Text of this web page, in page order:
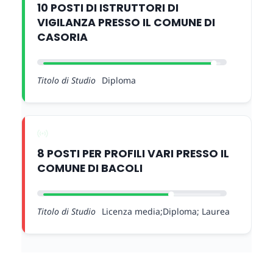
10 POSTI DI ISTRUTTORI DI
VIGILANZA PRESSO IL COMUNE DI
CASORIA
Titolo di Studio Diploma
8 POSTI PER PROFILI VARI PRESSO IL
COMUNE DI BACOLI
Titolo di Studio Licenza media;Diploma; Laurea